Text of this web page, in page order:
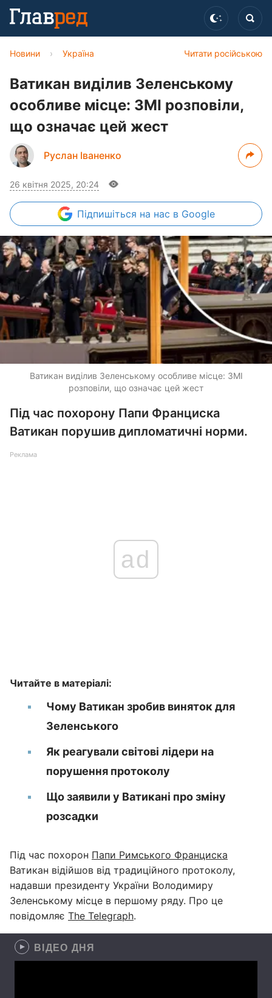
Читати російською
Новини › Україна
Ватикан виділив Зеленському
особливе місце: ЗМІ розповіли,
що означає цей жест
Руслан Іваненко
26 квітня 2025, 20:24
Підпишіться на нас в Google
Ватикан виділив Зеленському особливе місце: ЗМІ
розповіли, що означає цей жест
Під час похорону Папи Франциска
Ватикан порушив дипломатичні норми.
Реклама
ad
Читайте в матеріалі:
Чому Ватикан зробив виняток для
Зеленського
Як реагували світові лідери на
порушення протоколу
Що заявили у Ватикані про зміну
розсадки
Під час похорон Папи Римського Франциска
Ватикан відійшов від традиційного протоколу,
надавши президенту України Володимиру
Зеленському місце в першому ряду. Про це
повідомляє The Telegraph.
ВІДЕО ДНЯ